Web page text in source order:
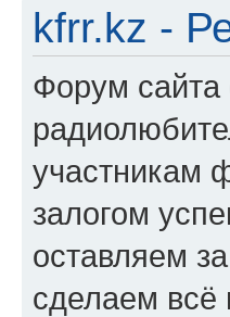
kfrr.kz -
Форум сайта
участникам
залогом
оставляем
сделаем всё